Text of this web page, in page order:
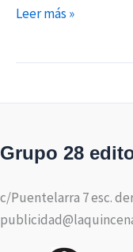
Leer más »
Grupo 28
c/Puentelarra 7 esc. der.